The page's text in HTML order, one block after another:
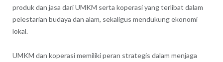
produk dan jasa dari UMKM serta koperasi yang terlibat dalam
pelestarian budaya dan alam, sekaligus mendukung ekonomi
lokal.
UMKM dan koperasi memiliki peran strategis dalam menjaga